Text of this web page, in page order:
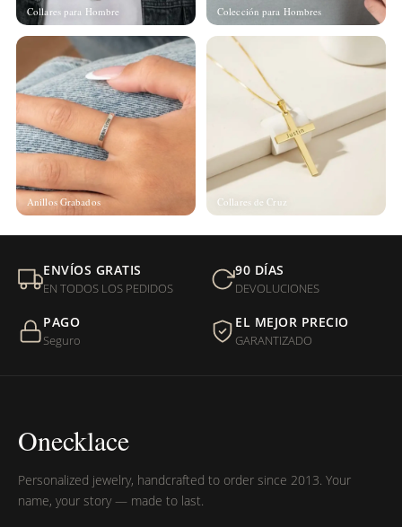
Collares para Hombre Colección para Hombres
Anillos Grabados Collares de Cruz
ENVÍOS GRATIS
EN TODOS LOS PEDIDOS
90 DÍAS
DEVOLUCIONES
PAGO
Seguro
EL MEJOR PRECIO
GARANTIZADO
Onecklace
Personalized jewelry, handcrafted to order since 2013. Your
name, your story — made to last.